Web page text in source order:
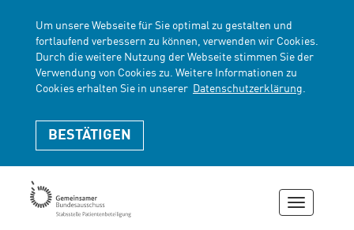
Um unsere Webseite für Sie optimal zu gestalten und
fortlaufend verbessern zu können, verwenden wir Cookies.
Durch die weitere Nutzung der Webseite stimmen Sie der
Verwendung von Cookies zu. Weitere Informationen zu
Cookies erhalten Sie in unserer Datenschutzerklärung.
BESTÄTIGEN